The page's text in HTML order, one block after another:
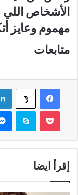
الأشخاص اللي
مهموم وعايز
متابعات
فيسبوك ‫X
سكايب
إقرأ ايضا